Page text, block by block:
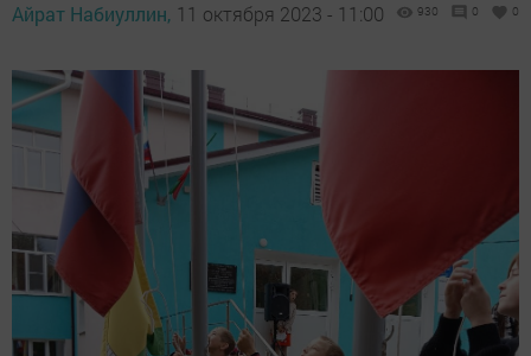
Айрат Набиуллин, 11 октября 2023 - 11:00 930 0 0